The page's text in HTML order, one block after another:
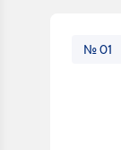
№ 01